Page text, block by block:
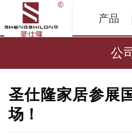
产品
公
圣仕隆家居参展
场！